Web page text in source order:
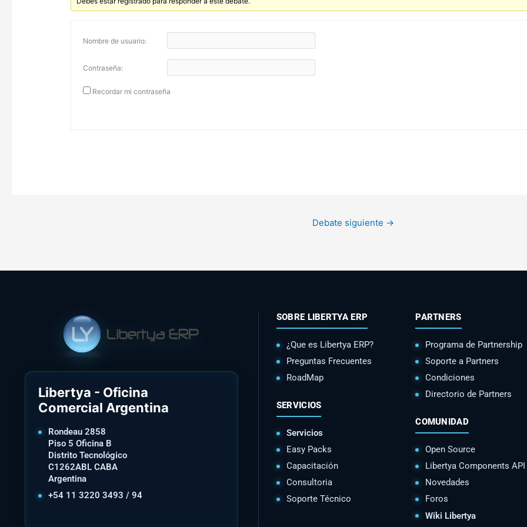
Nombre de usuario:
Contraseña:
Recordar mi contraseña
Debate siguiente →
Libertya - Oficina
Comercial Argentina
Rondeau 2858
Piso 5 Oficina B
Distrito Tecnológico
C1262ABL CABA
Argentina
+54 11 3220 3493 / 94
SOBRE LIBERTYA ERP
¿Que es Libertya ERP?
Preguntas Frecuentes
RoadMap
SERVICIOS
Servicios
Easy Packs
Capacitación
Consultoria
Soporte Técnico
PARTNERS
Programa de Partnership
Soporte a Partners
Condiciones
Directorio de Partners
COMUNIDAD
Open Source
Libertya Components API
Novedades
Foros
Wiki Libertya